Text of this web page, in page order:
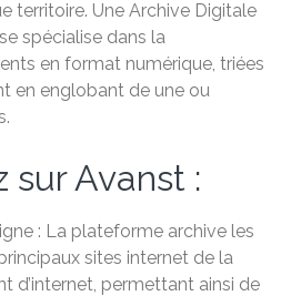
territoire. Une Archive Digitale
spécialise dans la
en format numérique, triées
en englobant de une ou
sur Avanst :
: La plateforme archive les
sites internet de la
d’internet, permettant ainsi de